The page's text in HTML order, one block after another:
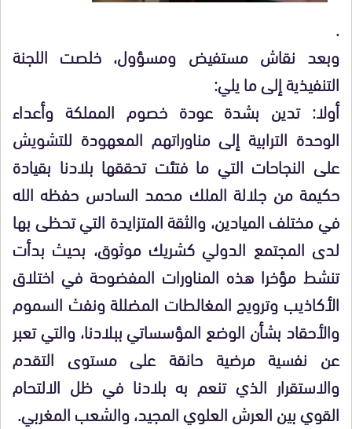
.
وبعد نقاش مستفيض ومسؤول، خلصت اللجنة
التنفيذية إلى ما يلي:
أولا: تدين بشدة عودة خصوم المملكة وأعداء
الوحدة الترابية إلى مناوراتهم المعهودة للتشويش
على النجاحات التي ما فتئت تحققها بلادنا بقيادة
حكيمة من جلالة الملك محمد السادس حفظه الله
في مختلف الميادين، والثقة المتزايدة التي تحظى بها
لدى المجتمع الدولي كشريك موثوق، بحيث بدأت
تنشط مؤخرا هذه المناورات المفضوحة في اختلاق
الأكاذيب وترويج المغالطات المضللة ونفث السموم
والأحقاد بشأن الوضع المؤسساتي ببلادنا، والتي تعبر
عن نفسية مرضية حانقة على مستوى التقدم
والاستقرار الذي تنعم به بلادنا في ظل الالتحام
القوي بين العرش العلوي المجيد، والشعب المغربي.